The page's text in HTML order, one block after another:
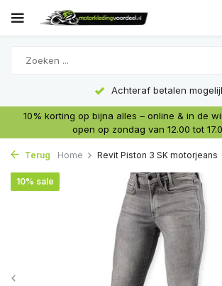
Achteraf betalen
10% korting op bijna alles – online & in de
open op zondag van 12.00 tot
Terug Home Revit Piston 3 SK motorjeans
10% sale